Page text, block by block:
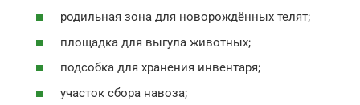
родильная зона для новорождённых телят;
площадка для выгула животных;
подсобка для хранения инвентаря;
участок сбора навоза;